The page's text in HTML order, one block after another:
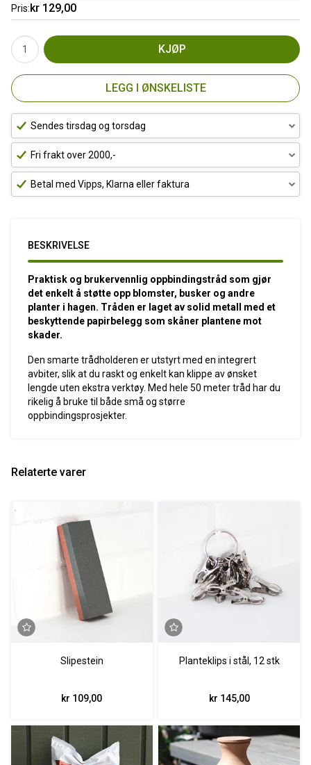
Pris kr 129,00
KJØP
LEGG I ØNSKELISTE
Sendes tirsdag og torsdag
Fri frakt over 2000,-
Betal med Vipps, Klarna eller faktura
BESKRIVELSE
Praktisk og brukervennlig oppbindingstråd som gjør
det enkelt å støtte opp blomster, busker og andre
planter i hagen. Tråden er laget av solid metall med et
beskyttende papirbelegg som skåner plantene mot
skader.
Den smarte trådholderen er utstyrt med en integrert
avbiter, slik at du raskt og enkelt kan klippe av ønsket
lengde uten ekstra verktøy. Med hele 50 meter tråd har du
rikelig å bruke til både små og større
oppbindingsprosjekter.
Relaterte varer
Slipestein
kr 109,00
Planteklips i stål, 12 stk
kr 145,00